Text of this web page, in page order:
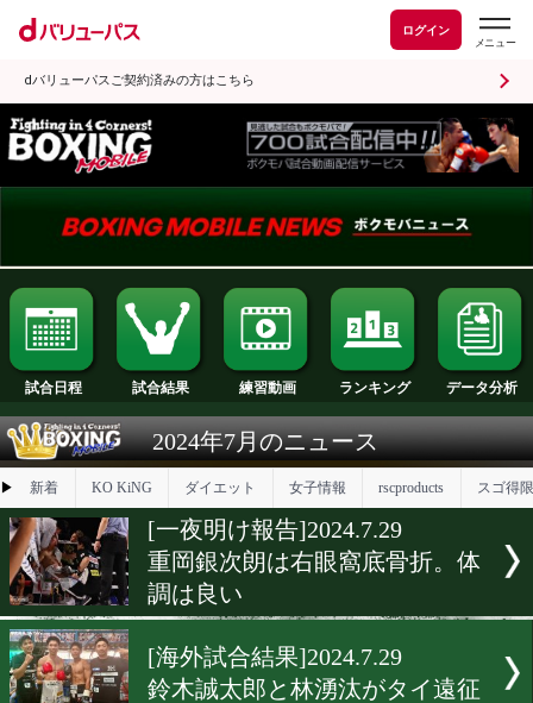
ログイン
dバリューパスご契約済みの方はこちら
試合日程 試合結果 練習動画 ランキング
2024年7月のニュース
▶ 新着 KO KiNG ダイエット
[一夜明け報告]2024.7.29
重岡銀次朗は右眼窩底骨折